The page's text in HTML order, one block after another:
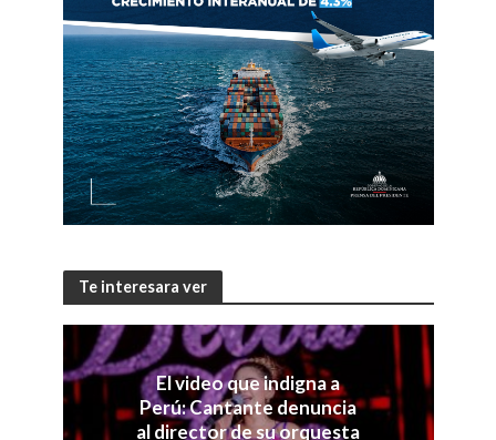
Te interesara ver
El video que indigna a
Perú: Cantante denuncia
al director de su orquesta